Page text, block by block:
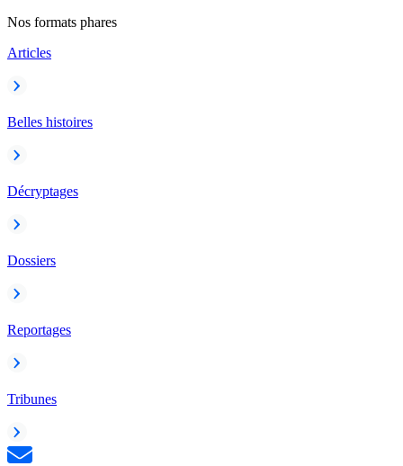
Nos formats phares
Articles
Belles histoires
Décryptages
Dossiers
Reportages
Tribunes